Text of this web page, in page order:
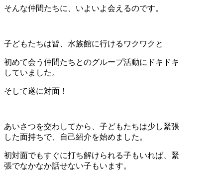
そんな仲間たちに、いよいよ会えるのです。
子どもたちは皆、水族館に行けるワクワクと
初めて会う仲間たちとのグループ活動にドキドキ
していました。
そして遂に対面！
あいさつを交わしてから、子どもたちは少し緊張
した面持ちで、自己紹介を始めました。
初対面でもすぐに打ち解けられる子もいれば、緊
張でなかなか話せない子もいます。